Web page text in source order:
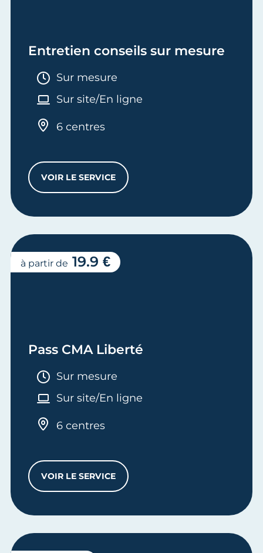
Entretien conseils sur mesure
Durée :
Sur mesure
Sur site/En ligne
6 centres
VOIR LE SERVICEENTRETIEN CONSEILS SUR MESURE
Pass CMA Liberté
Durée :
Sur mesure
Sur site/En ligne
6 centres
VOIR LE SERVICEPASS CMA LIBERTÉ
à partir de 19.9 €